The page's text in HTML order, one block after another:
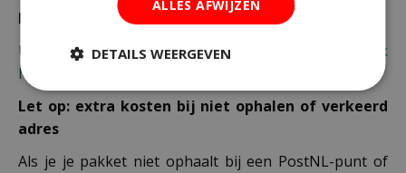
Bezorgkosten overige landen:
Uiteraard verzenden wij ook buiten Nederland,
bekijk
hier de verzendkosten.
Let op: extra kosten bij niet ophalen of verkeerd
adres
Als je je pakket niet ophaalt bij een PostNL-punt of
ALLES AFWIJZEN
DETAILS WEERGEVEN